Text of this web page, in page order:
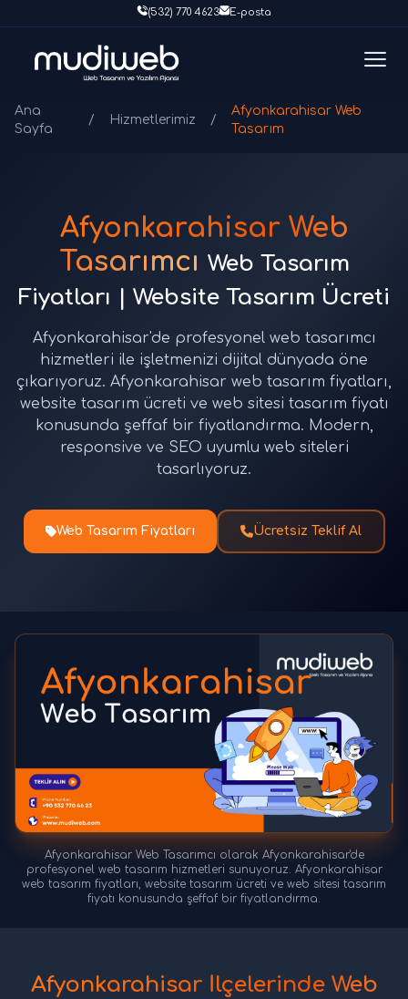
(532) 770 4623 E-posta
Ana
Sayfa
/ Hizmetlerimiz /
Afyonkarahisar Web
Tasarım
Afyonkarahisar Web
Tasarımcı Web Tasarım
Fiyatları | Website Tasarım Ücreti
Afyonkarahisar'de profesyonel web tasarımcı
hizmetleri ile işletmenizi dijital dünyada öne
çıkarıyoruz. Afyonkarahisar web tasarım fiyatları,
website tasarım ücreti ve web sitesi tasarım fiyatı
konusunda şeffaf bir fiyatlandırma. Modern,
responsive ve SEO uyumlu web siteleri
tasarlıyoruz.
Web Tasarım Fiyatları Ücretsiz Teklif Al
Afyonkarahisar Web Tasarımcı olarak Afyonkarahisar'de
profesyonel web tasarım hizmetleri sunuyoruz. Afyonkarahisar
web tasarım fiyatları, website tasarım ücreti ve web sitesi tasarım
fiyatı konusunda şeffaf bir fiyatlandırma.
Afyonkarahisar İlçelerinde Web